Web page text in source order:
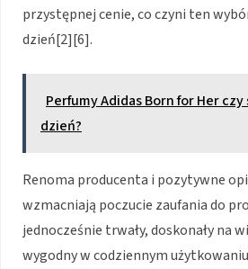
przystępnej cenie, co czyni ten
dzień[2][6].
Perfumy Adidas Born for Her
dzień?
Renoma producenta i pozytywne
wzmacniają poczucie zaufania do
jednocześnie trwały, doskonały na
wygodny w codziennym